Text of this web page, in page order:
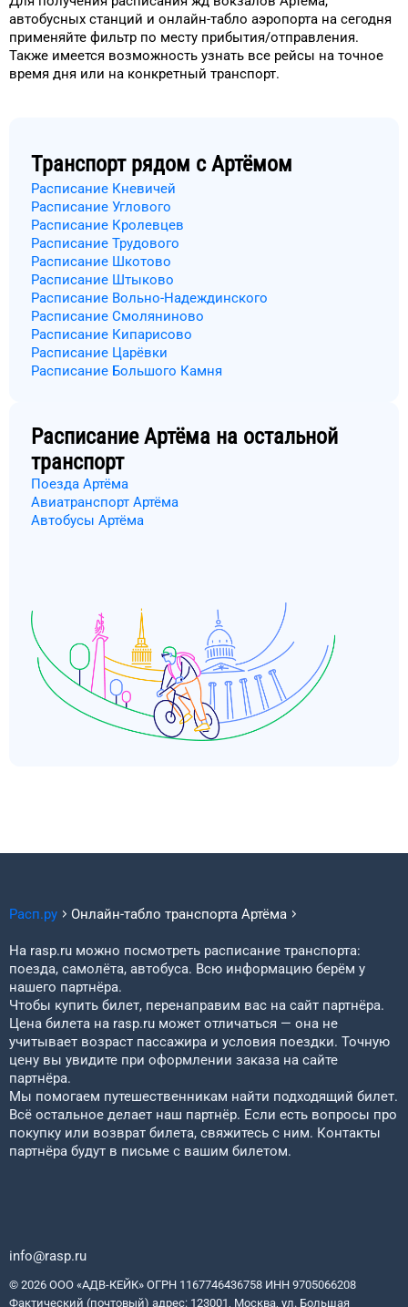
автобусных станций и онлайн-табло аэропорта на сегодня
применяйте фильтр по месту прибытия/отправления.
Также имеется возможность узнать все рейсы на точное
время дня или на конкретный транспорт.
Транспорт рядом с Артёмом
Расписание Кневичей
Расписание Углового
Расписание Кролевцев
Расписание Трудового
Расписание Шкотово
Расписание Штыково
Расписание Вольно-Надеждинского
Расписание Смоляниново
Расписание Кипарисово
Расписание Царёвки
Расписание Большого Камня
РасписаниеАртёма на остальной
транспорт
Поезда Артёма
Авиатранспорт Артёма
Автобусы Артёма
Расп.ру Онлайн-табло транспорта Артёма
На rasp.ru можно посмотреть расписание транспорта:
поезда, самолёта, автобуса. Всю информацию берём у
нашего партнёра.
Чтобы купить билет, перенаправим вас на сайт партнёра.
Цена билета на rasp.ru может отличаться — она не
учитывает возраст пассажира и условия поездки. Точную
цену вы увидите при оформлении заказа на сайте
партнёра.
Мы помогаем путешественникам найти подходящий билет.
Всё остальное делает наш партнёр. Если есть вопросы про
покупку или возврат билета, свяжитесь с ним. Контакты
партнёра будут в письме с вашим билетом.
info@rasp.ru
© 2026 ООО «АДВ-КЕЙК» ОГРН 1167746436758 ИНН 9705066208
Фактический (почтовый) адрес: 123001, Москва, ул. Большая